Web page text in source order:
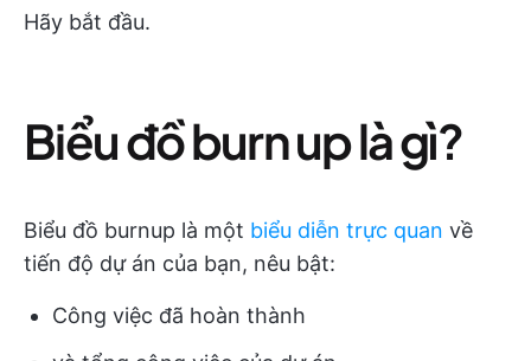
Hãy bắt đầu.
Biểu đồ burn up là gì?
Biểu đồ burnup là một biểu diễn trực quan về
tiến độ dự án của bạn, nêu bật:
Công việc đã hoàn thành